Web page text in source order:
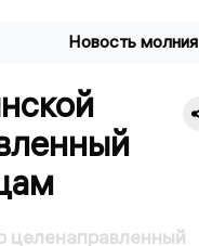
Новость молния
целенаправленный